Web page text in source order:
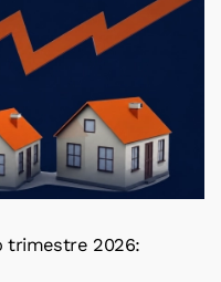
trimestre 2026: